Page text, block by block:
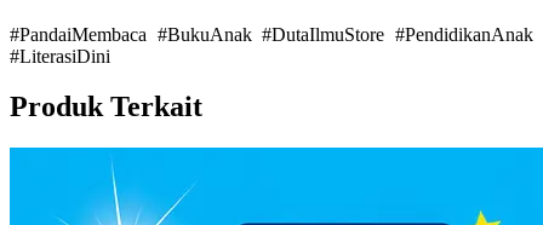
#PandaiMembaca #BukuAnak #DutaIlmuStore #PendidikanAnak
#LiterasiDini
Produk Terkait